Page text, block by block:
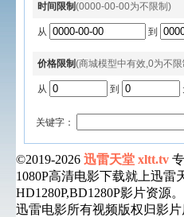
时间限制(0000-00-00为不限制)
从 到
价格限制(商城模型中有效,0为不
从 到
关键字：
©2019-2026 迅雷天堂 xltt.tv
1080P高清电影下载就上迅
HD1280P,BD1280P影片资源。
迅雷电影所有视频版权归影